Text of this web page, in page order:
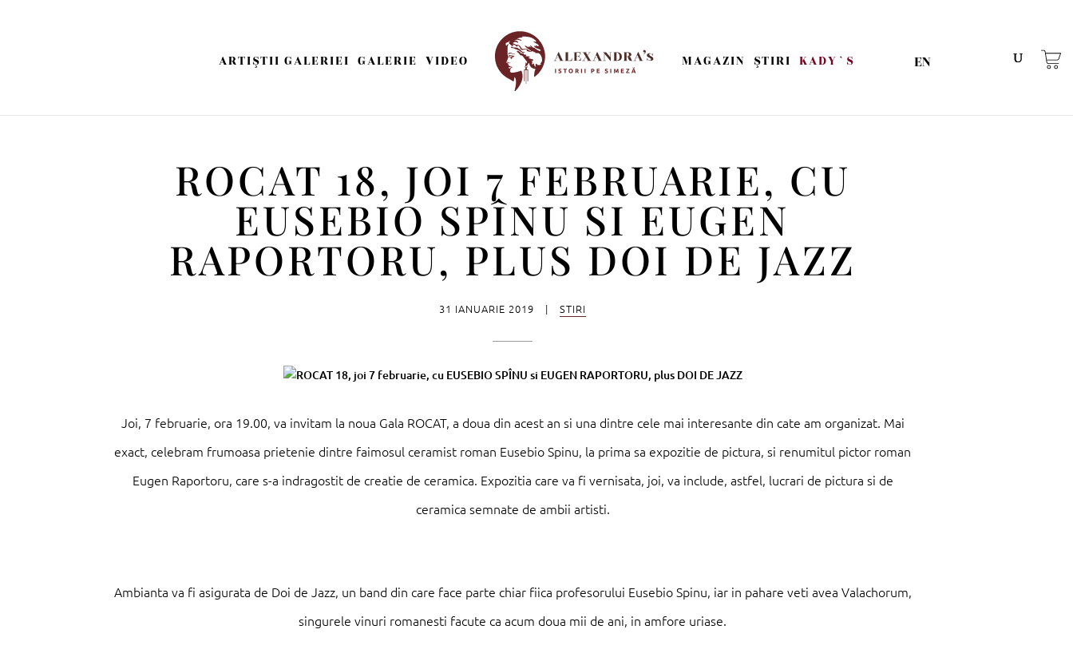
ARTIŞTII GALERIEI GALERIE VIDEO MAGAZIN ŞTIRI KADY`S EN
ROCAT 18, JOI 7 FEBRUARIE, CU
EUSEBIO SPÎNU SI EUGEN
RAPORTORU, PLUS DOI DE JAZZ
31 IANUARIE 2019 | STIRI
Joi, 7 februarie, ora 19.00, va invitam la noua Gala ROCAT, a doua din acest an si una dintre cele mai interesante din cate am organizat. Mai
exact, celebram frumoasa prietenie dintre faimosul ceramist roman Eusebio Spinu, la prima sa expozitie de pictura, si renumitul pictor roman
Eugen Raportoru, care s-a indragostit de creatie de ceramica. Expozitia care va fi vernisata, joi, va include, astfel, lucrari de pictura si de
ceramica semnate de ambii artisti.
Ambianta va fi asigurata de Doi de Jazz, un band din care face parte chiar fiica profesorului Eusebio Spinu, iar in pahare veti avea Valachorum,
singurele vinuri romanesti facute ca acum doua mii de ani, in amfore uriase.